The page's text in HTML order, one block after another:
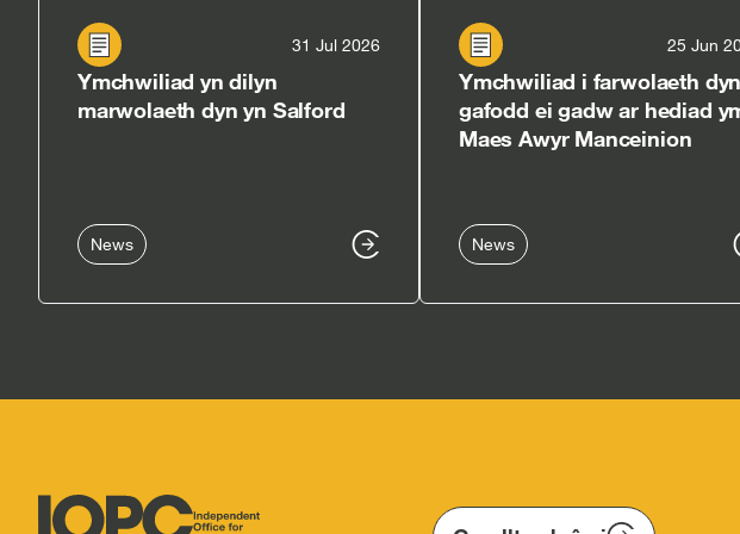
31 Jul 2026
Ymchwiliad yn dilyn
marwolaeth dyn yn Salford
News
25 Jun
Ymchwiliad i farwolaeth
gafodd ei gadw ar hediad
Maes Awyr Manceinion
News